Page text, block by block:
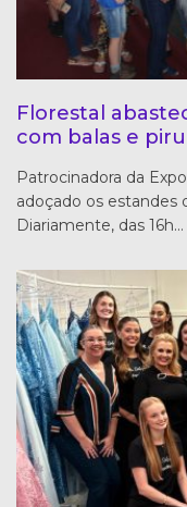
Florestal
com balas e
Patrocinadora da
adoçado os estandes
Diariamente, das 16h…